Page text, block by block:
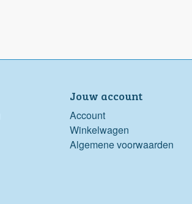
Jouw account
Account
Winkelwagen
Algemene voorwaarden